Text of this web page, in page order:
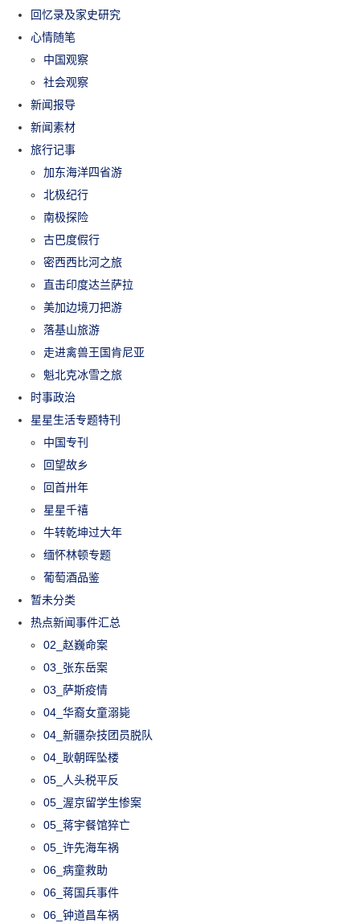
回忆录及家史研究
心情随笔
中国观察
社会观察
新闻报导
新闻素材
旅行记事
加东海洋四省游
北极纪行
南极探险
古巴度假行
密西西比河之旅
直击印度达兰萨拉
美加边境刀把游
落基山旅游
走进禽兽王国肯尼亚
魁北克冰雪之旅
时事政治
星星生活专题特刊
中国专刊
回望故乡
回首卅年
星星千禧
牛转乾坤过大年
缅怀林顿专题
葡萄酒品鉴
暂未分类
热点新闻事件汇总
02_赵巍命案
03_张东岳案
03_萨斯疫情
04_华裔女童溺毙
04_新疆杂技团员脱队
04_耿朝晖坠楼
05_人头税平反
05_渥京留学生惨案
05_蒋宇餐馆猝亡
05_许先海车祸
06_病童救助
06_蒋国兵事件
06_钟道昌车祸